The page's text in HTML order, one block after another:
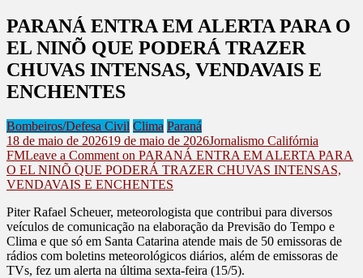
PARANÁ ENTRA EM ALERTA PARA O
EL NINÕ QUE PODERÁ TRAZER
CHUVAS INTENSAS, VENDAVAIS E
ENCHENTES
Bombeiros/Defesa Civil Clima Paraná
18 de maio de 202619 de maio de 2026Jornalismo Califórnia
FMLeave a Comment on PARANÁ ENTRA EM ALERTA PARA
O EL NINÕ QUE PODERÁ TRAZER CHUVAS INTENSAS,
VENDAVAIS E ENCHENTES
Piter Rafael Scheuer, meteorologista que contribui para diversos
veículos de comunicação na elaboração da Previsão do Tempo e
Clima e que só em Santa Catarina atende mais de 50 emissoras de
rádios com boletins meteorológicos diários, além de emissoras de
TVs, fez um alerta na última sexta-feira (15/5).